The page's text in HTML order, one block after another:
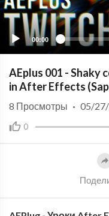
00:00
AEplus 001 -
in After Effects
0
8 Просмотры · 05/